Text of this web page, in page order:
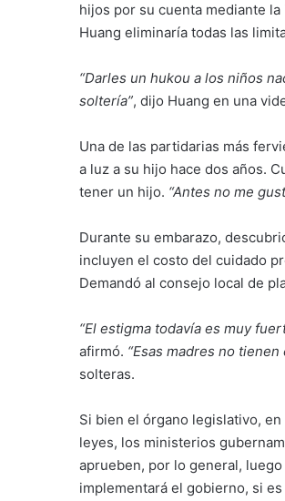
hijos por su cuenta mediante
Huang eliminaría todas las
“Darles un hukou a los niños
soltería”, dijo Huang en una
Una de las partidarias más
a luz a su hijo hace dos años.
tener un hijo. “Antes no me
Durante su embarazo,
incluyen el costo del cuidado
Demandó al consejo local de
“El estigma todavía es muy
afirmó. “Esas madres no
solteras.
Si bien el órgano legislativo,
leyes, los ministerios
aprueben, por lo general,
implementará el gobierno, si